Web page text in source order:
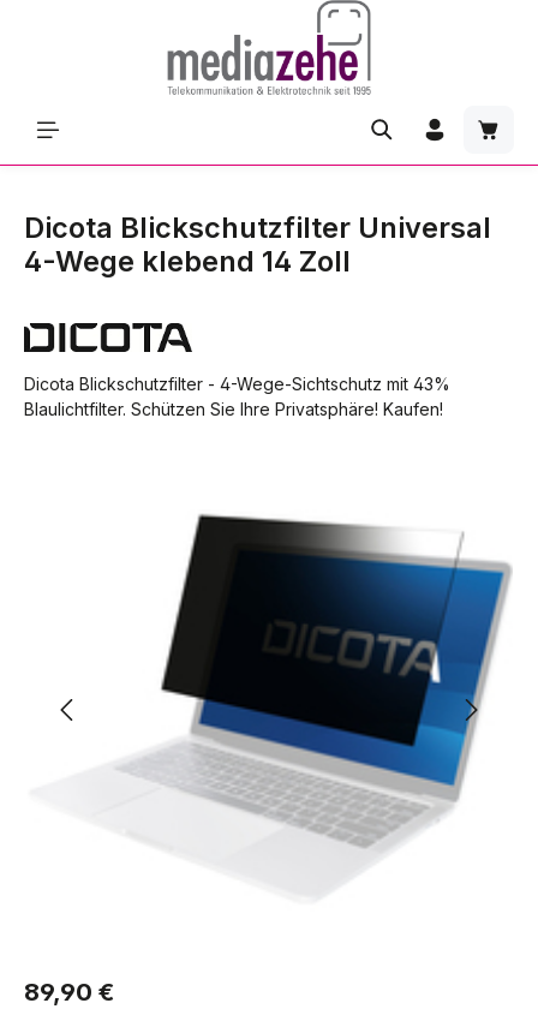
Dicota Blickschutzfilter Universal
4-Wege klebend 14 Zoll
Dicota Blickschutzfilter - 4-Wege-Sichtschutz mit 43%
Blaulichtfilter. Schützen Sie Ihre Privatsphäre! Kaufen!
Regulärer Preis:
89,90 €